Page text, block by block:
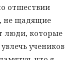
отшествии
не щадящие
люди, которые
учеников